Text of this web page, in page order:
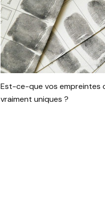
Est-ce-que vos empreintes
vraiment uniques ?